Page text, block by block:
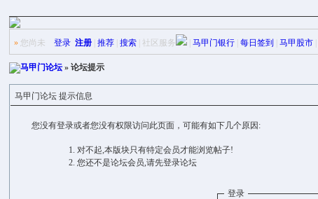
» 您尚未登录 注册 |推荐 |搜索 社区服务 |马甲门银行 |每日签到 |马甲股市
马甲门论坛 » 论坛提示
马甲门论坛 提示信息
您没有登录或者您没有权限访问此页面，可能有如下几个原因:
对不起,本版块只有特定会员才能浏览帖子!
您还不是论坛会员,请先登录论坛
登录